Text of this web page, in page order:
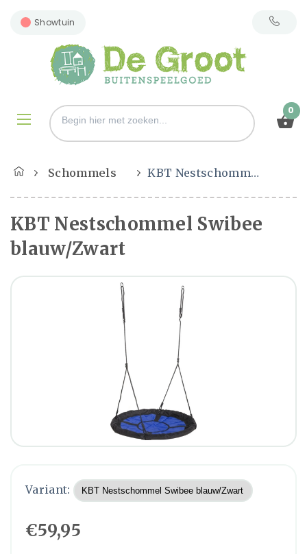
Showtuin
0
Schommels KBT Nestschommel Swibee blauw/Zwart
KBT Nestschommel Swibee
blauw/Zwart
Variant:
€59,95